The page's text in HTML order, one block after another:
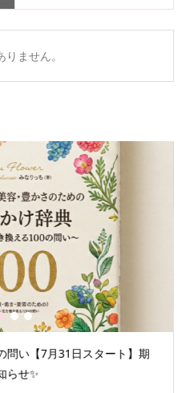
ません。
問い【7月31日スタート】期
らせ✨
2 3